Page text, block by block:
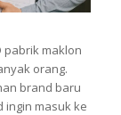
pabrik maklon
orang.
brand baru
ingin masuk ke